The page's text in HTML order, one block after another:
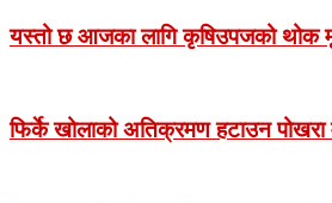
यस्तो छ आजका लागि कृषिउपजको थोक
फिर्के खोलाको अतिक्रमण हटाउन पोखरा